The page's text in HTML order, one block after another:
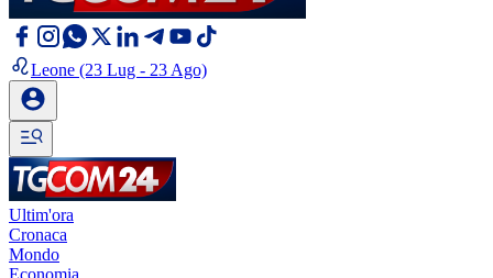
Leone (23 Lug - 23 Ago)
Ultim'ora
Cronaca
Mondo
Economia